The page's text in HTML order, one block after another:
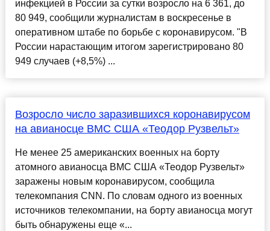
инфекцией в России за сутки возросло на 6 361, до
80 949, сообщили журналистам в воскресенье в
оперативном штабе по борьбе с коронавирусом. "В
России нарастающим итогом зарегистрировано 80
949 случаев (+8,5%) ...
Возросло число заразившихся коронавирусом
на авианосце ВМС США «Теодор Рузвельт»
Не менее 25 американских военных на борту
атомного авианосца ВМС США «Теодор Рузвельт»
заражены новым коронавирусом, сообщила
телекомпания CNN. По словам одного из военных
источников телекомпании, на борту авианосца могут
быть обнаружены еще «...